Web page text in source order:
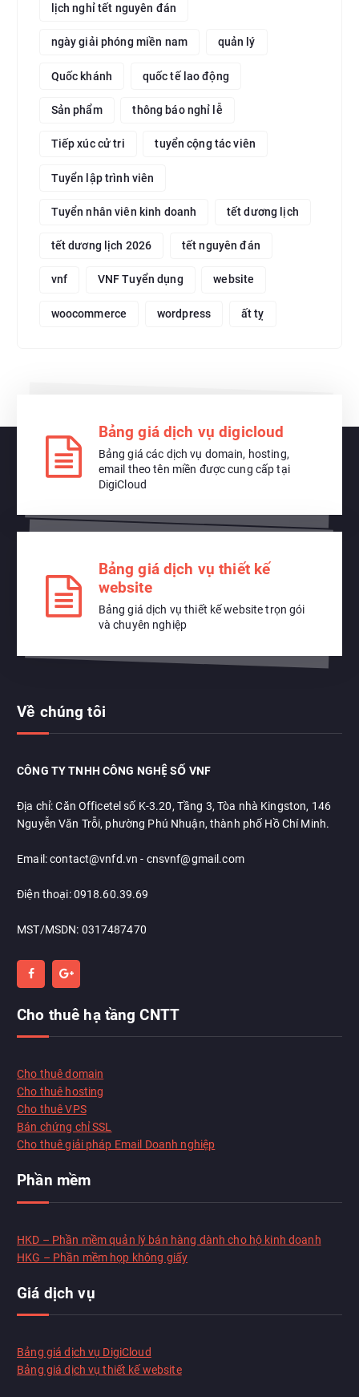
lịch nghỉ tết nguyên đán
ngày giải phóng miền nam quản lý
Quốc khánh quốc tế lao động
Sản phẩm thông báo nghỉ lễ
Tiếp xúc cử tri tuyển cộng tác viên
Tuyển lập trình viên
Tuyển nhân viên kinh doanh tết dương lịch
tết dương lịch 2026 tết nguyên đán
vnf VNF Tuyển dụng website
woocommerce wordpress ất tỵ
Bảng giá dịch vụ digicloud
Bảng giá các dịch vụ domain, hosting,
email theo tên miền được cung cấp tại
DigiCloud
Bảng giá dịch vụ thiết kế
website
Bảng giá dịch vụ thiết kế website trọn gói
và chuyên nghiệp
Về chúng tôi
CÔNG TY TNHH CÔNG NGHỆ SỐ VNF
Địa chỉ: Căn Officetel số K-3.20, Tầng 3, Tòa nhà Kingston, 146
Nguyễn Văn Trỗi, phường Phú Nhuận, thành phố Hồ Chí Minh.
Email: contact@vnfd.vn - cnsvnf@gmail.com
Điện thoại: 0918.60.39.69
MST/MSDN: 0317487470
Cho thuê hạ tầng CNTT
Cho thuê domain
Cho thuê hosting
Cho thuê VPS
Bán chứng chỉ SSL
Cho thuê giải pháp Email Doanh nghiệp
Phần mềm
HKD – Phần mềm quản lý bán hàng dành cho hộ kinh doanh
HKG – Phần mềm họp không giấy
Giá dịch vụ
Bảng giá dịch vụ DigiCloud
Bảng giá dịch vụ thiết kế website
Chat với chúng tôi
Họ tên*